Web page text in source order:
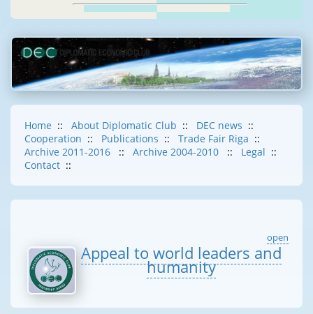
Home :: About Diplomatic Club :: DEC news ::
Cooperation :: Publications :: Trade Fair Riga ::
Archive 2011-2016
:: Archive 2004-2010 :: Legal ::
Contact ::
open
Appeal to world leaders and
humanity